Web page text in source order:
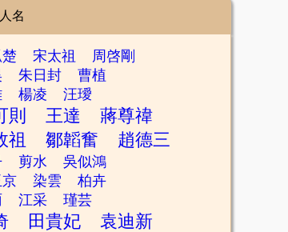
名
宋太祖
周啓剛
朱日封
曹植
楊凌 汪璦
則 王達
蔣尊禕
祖
鄒韜奮 趙德三
剪水
吳似鴻
染雲
柏卉
江采 瑾芸
田貴妃
袁迪新